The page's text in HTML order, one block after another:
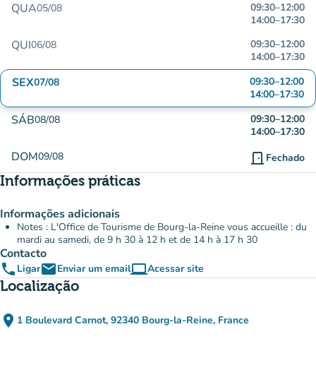
QUA05/08 09:30–12:00
14:00–17:30
QUI06/08 09:30–12:00
14:00–17:30
SEX07/08 09:30–12:00
14:00–17:30
SÁB08/08 09:30–12:00
14:00–17:30
DOM09/08 door_front Fechado
Informações práticas
Informações adicionais
Notes : L'Office de Tourisme de Bourg-la-Reine vous accueille : du
mardi au samedi, de 9 h 30 à 12 h et de 14 h à 17 h 30
Contacto
phone LigaremailEnviar um emailcomputerAcessar site
(novo separador)
Localização
place 1 Boulevard Carnot, 92340 Bourg-la-Reine, France
(abrir no Google Maps)
(novo separador)